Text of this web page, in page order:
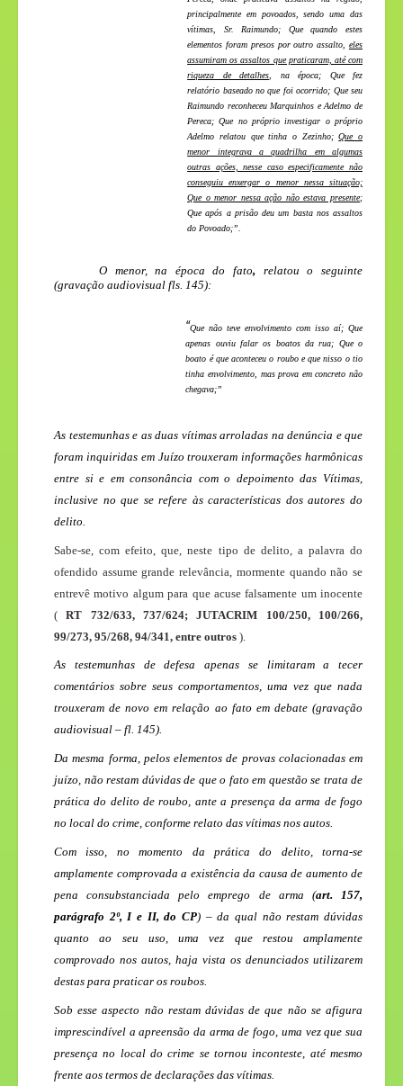
principalmente em povoados, sendo uma das
vítimas, Sr. Raimundo; Que quando estes
elementos foram presos por outro assalto,
eles
assumiram os assaltos que praticaram, até com
riqueza de detalhes , na época; Que fez
relatório baseado no que foi ocorrido; Que seu
Raimundo reconheceu Marquinhos e Adelmo de
Pereca; Que no próprio investigar o próprio
Adelmo relatou que tinha o Zezinho;Que o
menor integrava a quadrilha em algumas
outras ações, nesse caso especificamente não
conseguiu enxergar o menor nessa situação;
Que o menor nessa ação não estava presente;
Que após a prisão deu um basta nos assaltos
do Povoado;”.
O menor, na época do fato, relatou o seguinte
(gravação audiovisual fls. 145):
“Que não teve envolvimento com isso aí; Que
apenas ouviu falar os boatos da rua; Que o
boato é que aconteceu o roubo e que nisso o tio
tinha envolvimento, mas prova em concreto não
chegava;”
As testemunhas e as duas vítimas arroladas na denúncia e que
foram inquiridas em Juízo trouxeram informações harmônicas
entre si e em consonância com o depoimento das Vítimas,
inclusive no que se refere às características dos autores do
delito.
Sabe-se, com efeito, que, neste tipo de delito, a palavra do
ofendido assume grande relevância, mormente quando não se
entrevê motivo algum para que acuse falsamente um inocente
(RT
732/633, 737/624; JUTACRIM 100/250, 100/266,
99/273, 95/268, 94/341, entre outros ).
As testemunhas de defesa apenas se limitaram a tecer
comentários sobre seus comportamentos, uma vez que nada
trouxeram de novo em relação ao fato em debate (gravação
audiovisual – fl. 145).
Da mesma forma, pelos elementos de provas colacionadas em
juízo, não restam dúvidas de que o fato em questão se trata de
prática do delito de roubo, ante a presença da arma de fogo
no local do crime, conforme relato das vítimas nos autos.
Com isso, no momento da prática do delito, torna-se
amplamente comprovada a existência da causa de aumento de
pena consubstanciada pelo emprego de arma (art. 157,
parágrafo 2º, I e II, do CP) – da qual não restam dúvidas
quanto ao seu uso, uma vez que restou amplamente
comprovado nos autos, haja vista os denunciados utilizarem
destas para praticar os roubos.
Sob esse aspecto não restam dúvidas de que não se afigura
imprescindível a apreensão da arma de fogo, uma vez que sua
presença no local do crime se tornou inconteste, até mesmo
frente aos termos de declarações das vítimas.